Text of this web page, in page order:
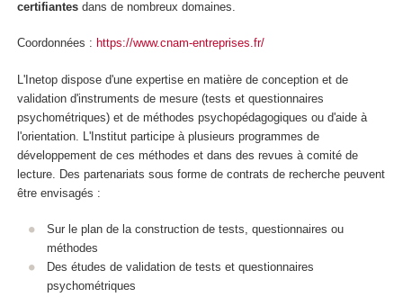
certifiantes dans de nombreux domaines.
Coordonnées : https://www.cnam-entreprises.fr/
L'Inetop dispose d'une expertise en matière de conception et de
validation d'instruments de mesure (tests et questionnaires
psychométriques) et de méthodes psychopédagogiques ou d'aide à
l'orientation. L'Institut participe à plusieurs programmes de
développement de ces méthodes et dans des revues à comité de
lecture. Des partenariats sous forme de contrats de recherche peuvent
être envisagés :
Sur le plan de la construction de tests, questionnaires ou
méthodes
Des études de validation de tests et questionnaires
psychométriques